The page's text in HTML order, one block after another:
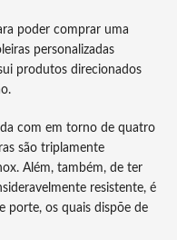
poder comprar uma
personalizadas
produtos direcionados
com em torno de quatro
são triplamente
Além, também, de ter
resistente, é
porte, os quais dispõe de